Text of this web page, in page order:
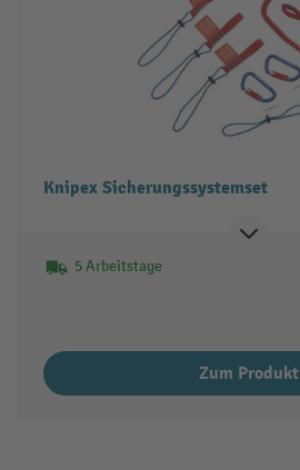
Knipex Sicherungssystemset
5 Arbeitstage
Zum Produkt